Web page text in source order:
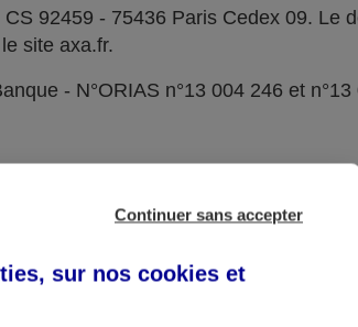
92459 - 75436 Paris Cedex 09. Le
site axa.fr.
- N°ORIAS n°13 004 246 et n°13
Continuer sans accepter
sur nos cookies et